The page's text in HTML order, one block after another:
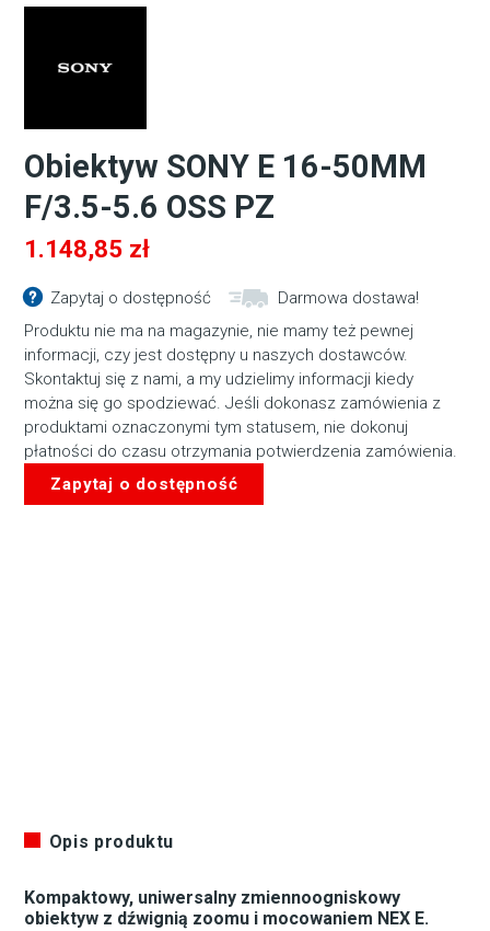
Obiektyw SONY E 16-50MM
F/3.5-5.6 OSS PZ
1.148,85 zł
Zapytaj o dostępność
Darmowa dostawa!
Produktu nie ma na magazynie, nie mamy też pewnej
informacji, czy jest dostępny u naszych dostawców.
Skontaktuj się z nami, a my udzielimy informacji kiedy
można się go spodziewać. Jeśli dokonasz zamówienia z
produktami oznaczonymi tym statusem, nie dokonuj
płatności do czasu otrzymania potwierdzenia zamówienia.
Zapytaj o dostępność
Opis produktu
Kompaktowy, uniwersalny zmiennoogniskowy
obiektyw z dźwignią zoomu i mocowaniem NEX E.